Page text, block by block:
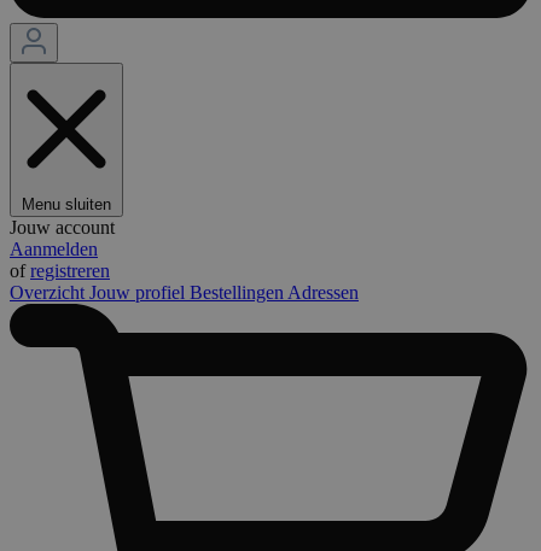
Menu sluiten
Jouw account
Aanmelden
ofregistreren
Overzicht Jouw profiel Bestellingen Adressen